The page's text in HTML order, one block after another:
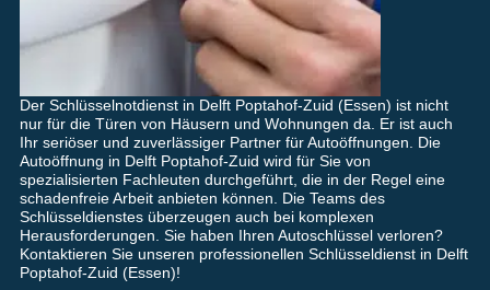
Der Schlüsselnotdienst in Delft Poptahof-Zuid (Essen) ist nicht
nur für die Türen von Häusern und Wohnungen da. Er ist auch
Ihr seriöser und zuverlässiger Partner für Autoöffnungen. Die
Autoöffnung in Delft Poptahof-Zuid wird für Sie von
spezialisierten Fachleuten durchgeführt, die in der Regel eine
schadenfreie Arbeit anbieten können. Die Teams des
Schlüsseldienstes überzeugen auch bei komplexen
Herausforderungen. Sie haben Ihren Autoschlüssel verloren?
Kontaktieren Sie unseren professionellen Schlüsseldienst in Delft
Poptahof-Zuid (Essen)!